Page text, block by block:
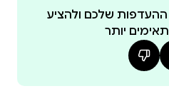
ההעדפות שלכם ולהציע
יותר